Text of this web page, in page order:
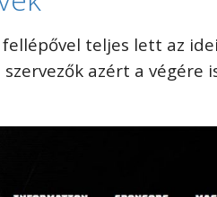
teljes lett az
azért a végére